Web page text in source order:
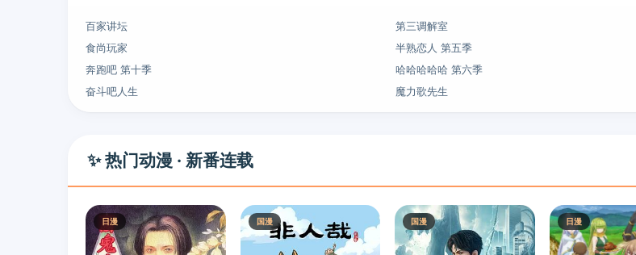
百家讲坛 第三调解室
食尚玩家
半熟恋人 第五季
奔跑吧 第十季
哈哈哈哈哈 第六季
奋斗吧人生
魔力歌先生
✨ 热门动漫 · 新番连载
日漫 国漫 国漫 日漫